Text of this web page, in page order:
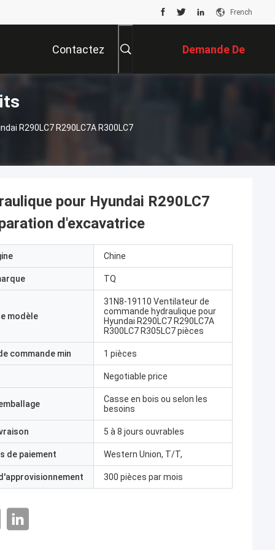
French
Contactez Demande De
Soumission
R290LC7 R290LC7A R300LC7
pour Hyundai R290LC7
d'excavatrice
Chine
TQ
modèle
31N8-19110 Ventilateur de
commande hydraulique pour
Hyundai R290LC7 R290LC7A
R300LC7 R305LC7 pièces
commande min 1 pièces
Negotiable price
Casse en bois ou selon les
besoins
5 à 8 jours ouvrables
de paiement Western Union, T/T,
300 pièces par mois